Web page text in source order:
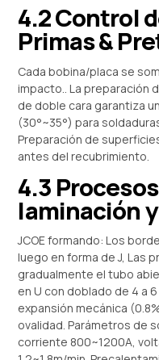
4.2 Control
Primas &
Cada bobina/placa se
impacto.. La preparación
de doble cara garantiza
(30°~35°) para
Preparación de
antes del recubrimiento.
4.3
laminación
JCOE formando: Los
luego en forma de J, Las
gradualmente el tubo
en U con doblado de 4 a
expansión mecánica
ovalidad. Parámetros de
corriente 800~1200A,